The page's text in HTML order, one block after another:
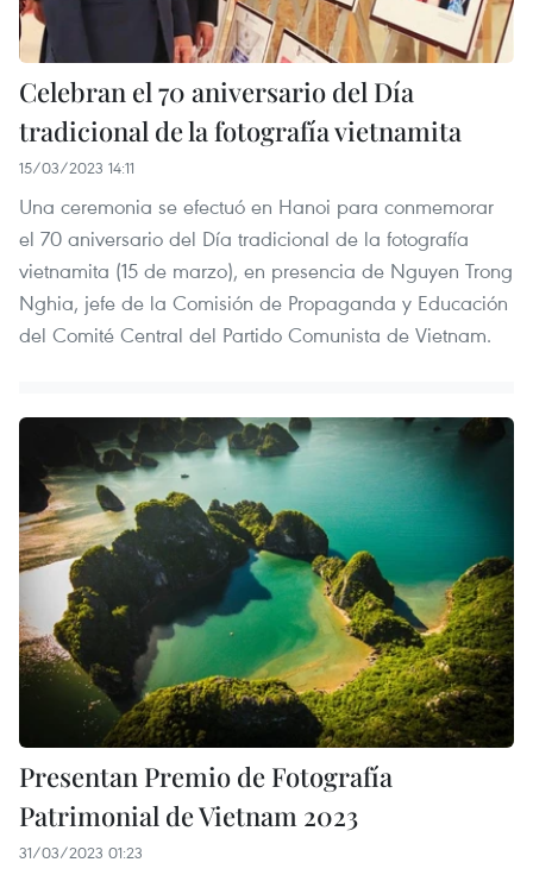
Celebran el 70 aniversario del Día
tradicional de la fotografía vietnamita
15/03/2023 14:11
Una ceremonia se efectuó en Hanoi para conmemorar
el 70 aniversario del Día tradicional de la fotografía
vietnamita (15 de marzo), en presencia de Nguyen Trong
Nghia, jefe de la Comisión de Propaganda y Educación
del Comité Central del Partido Comunista de Vietnam.
Presentan Premio de Fotografía
Patrimonial de Vietnam 2023
31/03/2023 01:23